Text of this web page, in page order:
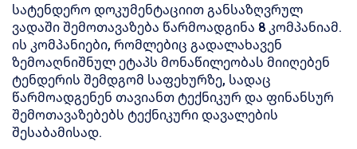
სატენდერო დოკუმენტაციით განსაზღვრულ
ვადაში შემოთავაზება წარმოადგინა 8 კომპანიამ.
ის კომპანიები, რომლებიც გადალახავენ
ზემოაღნიშნულ ეტაპს მონაწილეობას მიიღებენ
ტენდერის შემდგომ საფეხურზე, სადაც
წარმოადგენენ თავიანთ ტექნიკურ და ფინანსურ
შემოთავაზებებს ტექნიკური დავალების
შესაბამისად.